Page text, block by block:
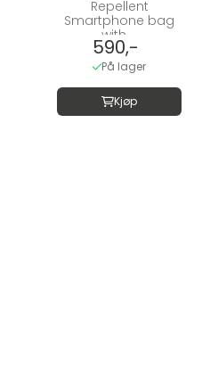
Repellent
Smartphone bag
with ...
590,-
På lager
Kjøp